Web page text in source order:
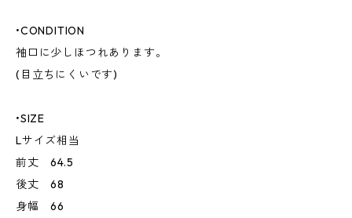
•CONDITION
袖口に少しほつれあります。
(目立ちにくいです)
•SIZE
Lサイズ相当
前丈 64.5
後丈 68
身幅 66